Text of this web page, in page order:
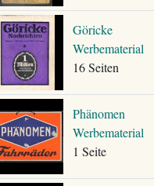
Göricke
Werbematerial
16 Seiten
Phänomen
Werbematerial
1 Seite